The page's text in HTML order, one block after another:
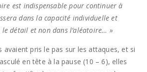
est indispensable pour continuer à
dans la capacité individuelle et
le détail et non dans l’aléatoire… »
avaient pris le pas sur les attaques, et si
en tête à la pause (10 – 6), elles